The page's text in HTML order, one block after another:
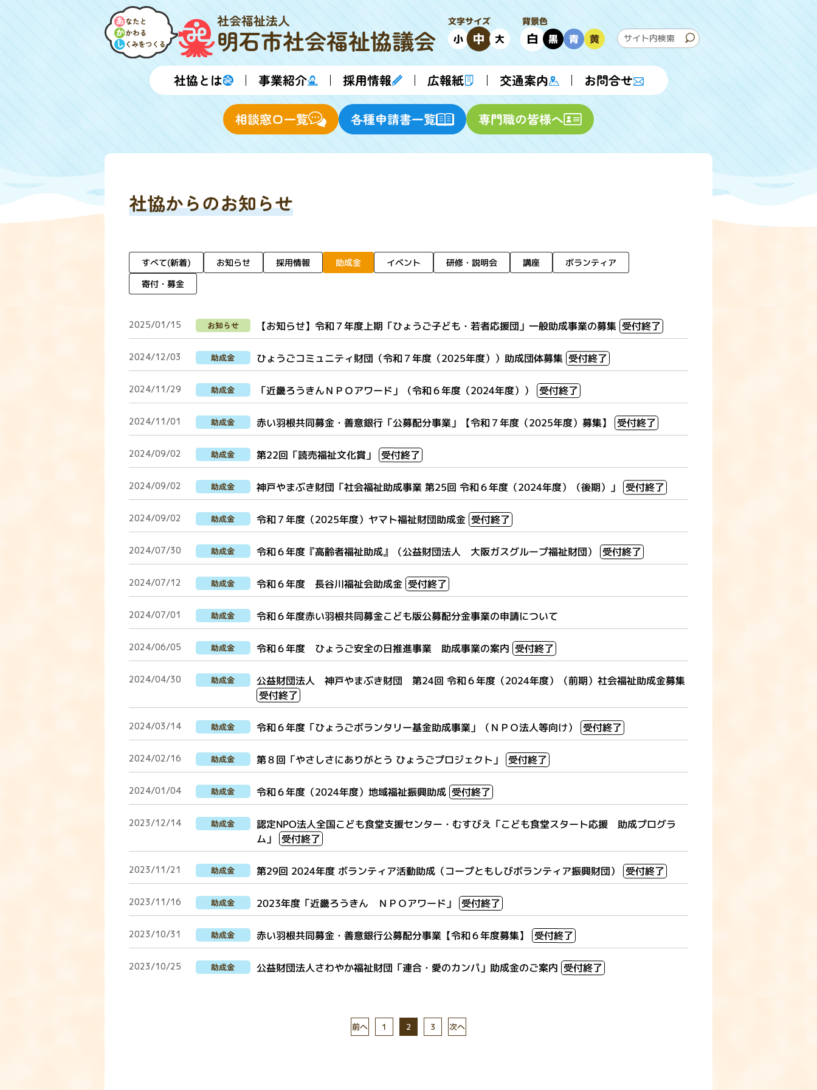
社会福祉法人
明石市社会福祉協議会
文字サイズ
小 中 大
背景色
白 黒 青 黄
社協とは 事業紹介 採用情報 広報紙 交通案内 お問合せ
相談窓口一覧 各種申請書一覧 専門職の皆様へ
社協からのお知らせ
すべて(新着) お知らせ 採用情報 助成金 イベント 研修・説明会 講座 ボランティア
寄付・募金
2025/01/15 お知らせ 【お知らせ】令和７年度上期「ひょうご子ども・若者応援団」一般助成事業の募集 受付終了
2024/12/03 助成金 ひょうごコミュニティ財団（令和７年度（2025年度））助成団体募集 受付終了
2024/11/29 助成金 「近畿ろうきんＮＰＯアワード」（令和６年度（2024年度）） 受付終了
2024/11/01 助成金 赤い羽根共同募金・善意銀行「公募配分事業」【令和７年度（2025年度）募集】 受付終了
2024/09/02 助成金 第22回「読売福祉文化賞」 受付終了
2024/09/02 助成金 神戸やまぶき財団「社会福祉助成事業 第25回 令和６年度（2024年度）（後期）」 受付終了
2024/09/02 助成金 令和７年度（2025年度）ヤマト福祉財団助成金 受付終了
2024/07/30 助成金 令和６年度『高齢者福祉助成』（公益財団法人 大阪ガスグループ福祉財団） 受付終了
2024/07/12 助成金 令和６年度 長谷川福祉会助成金 受付終了
2024/07/01 助成金 令和６年度赤い羽根共同募金こども版公募配分金事業の申請について
2024/06/05 助成金 令和６年度 ひょうご安全の日推進事業 助成事業の案内 受付終了
2024/04/30 助成金 公益財団法人 神戸やまぶき財団 第24回 令和６年度（2024年度）（前期）社会福祉助成金募集
受付終了
2024/03/14 助成金 令和６年度「ひょうごボランタリー基金助成事業」（ＮＰＯ法人等向け） 受付終了
2024/02/16 助成金 第８回「やさしさにありがとう ひょうごプロジェクト」 受付終了
2024/01/04 助成金 令和６年度（2024年度）地域福祉振興助成 受付終了
2023/12/14 助成金 認定NPO法人全国こども食堂支援センター・むすびえ「こども食堂スタート応援 助成プログラ
ム」 受付終了
2023/11/21 助成金 第29回 2024年度 ボランティア活動助成（コープともしびボランティア振興財団） 受付終了
2023/11/16 助成金 2023年度「近畿ろうきん ＮＰＯアワード」 受付終了
2023/10/31 助成金 赤い羽根共同募金・善意銀行公募配分事業【令和６年度募集】 受付終了
2023/10/25 助成金 公益財団法人さわやか福祉財団「連合・愛のカンパ」助成金のご案内 受付終了
前へ 1 2 3 次へ